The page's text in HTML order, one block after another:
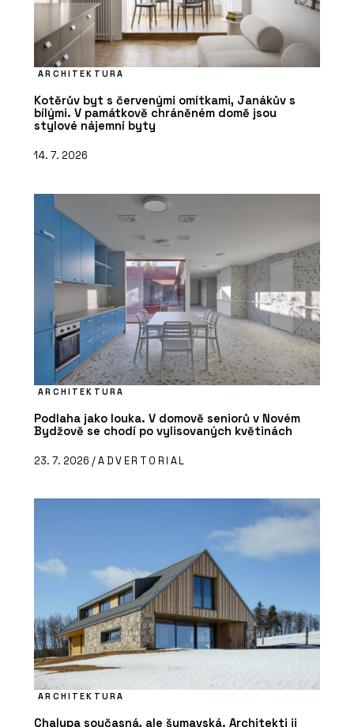
ARCHITEKTURA
Kotěrův byt s červenými omítkami, Janákův s
bílými. V památkově chráněném domě jsou
stylové nájemní byty
14. 7. 2026
ARCHITEKTURA
Podlaha jako louka. V domově seniorů v Novém
Bydžově se chodí po vylisovaných květinách
23. 7. 2026 /ADVERTORIAL
ARCHITEKTURA
Chalupa současná, ale šumavská. Architekti ji